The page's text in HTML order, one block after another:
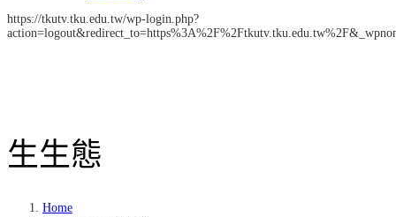
https://tkutv.tku.edu.tw/wp-login.php?
生生態
Home